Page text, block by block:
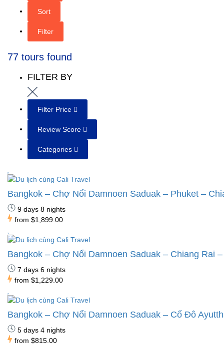
Sort
Filter
77 tours found
FILTER BY
Filter Price
Review Score
Categories
Bangkok – Chợ Nổi Damnoen Saduak – Phuket –
9 days 8 nights
from $1,899.00
Bangkok – Chợ Nổi Damnoen Saduak – Chiang Rai
7 days 6 nights
from $1,229.00
Bangkok – Chợ Nổi Damnoen Saduak – Cố Đô
5 days 4 nights
from $815.00